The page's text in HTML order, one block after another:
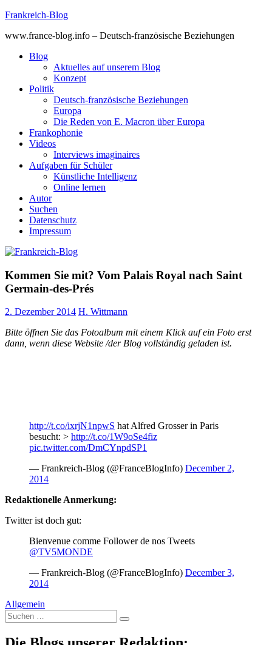
Skip
content
Frankreich-Blog
www.france-blog.info – Deutsch-französische Beziehungen
Blog
Aktuelles auf unserem Blog
Konzept
Politik
Deutsch-französische Beziehungen
Europa
Die Reden von E. Macron über Europa
Frankophonie
Videos
Interviews imaginaires
Aufgaben für Schüler
Künstliche Intelligenz
Online lernen
Autor
Suchen
Datenschutz
Impressum
Kommen Sie mit? Vom Palais Royal nach Saint
Germain-des-Prés
2. Dezember 2014 H. Wittmann
Bitte öffnen Sie das Fotoalbum mit einem Klick auf ein Foto erst
dann, wenn diese Website /der Blog vollständig geladen ist.
http://t.co/ixrjN1npwS hat Alfred Grosser in Paris
besucht: > http://t.co/1W9oSe4fiz
pic.twitter.com/DmCYnpdSP1
— Frankreich-Blog (@FranceBlogInfo) December 2,
2014
Redaktionelle Anmerkung:
Twitter ist doch gut:
Bienvenue comme Follower de nos Tweets
@TV5MONDE
— Frankreich-Blog (@FranceBlogInfo) December 3,
2014
Allgemein
Suche
nach: